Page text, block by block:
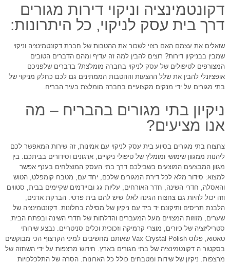
דקונטמינציה וניקוי דירות מגורים
דרך בית עסק לניקוי, כל היתרונות:
שואלים את עצמם האם רצוי לשכור את ההטבות של חברת דקונטמינציה וניקוי
שמבין בבניקיון דירות? רוצים להבין למה זה עדיף ומהם הדברים הטובים
המצורפים לטיפולים של עסק לניקוי בחברה מומלצת? בדברים שלפניכם
אופציונלי להבין את שלל ההצעות וההטבות הממתינים גם לכם כחלק מניקוי של
בתי מגורים על ידי מנקים מקצועיים בחברה מומלצת בעיר הבריח.
ניקיון בתי מגורים בהבריח – מה
אנו מציעים?
צחצוח בתי מגורים בסיוע בית עסק לניקוי עם אמינות, זה שירות המאפשר לכם
ליהנות ממגוון שימושי ומומלץ של טיפולי ניקויים, ארגונים וסידורים בביתכם. בין
מגוון המבצעים המוצעים בשבילכם דרך בתי העסק המוצלחים בענף אפשר
למצוא: סידור מלא לכל דירת המגורים שלכם, יחד עם, מטבח קומפלט, הטוש
והאסלה, חדרי השינה, חדר האורחים, עליות גג ובויידמים שקיימים בבית, סטווים
וזה יכול להיות גם צחצוח הגינה לאלו שיש להם בית פרטי. הברקת אדנים,
הלבנת תריסים ותיקונם יד ביד עם ניקיון של מסילה בחלונות. דקונטמינציה של
שערים, מזוזות המצויים מעל המעברים והדלתות של חדרי השינה ובפתח הבית.
סטריליזציה של כיורים, מוצרי קרמיקה וזכוכית וכלים סניטריים. נבצע שירותי
טאטוא, פלוס Vax Crystal Polish שאותם מחשיבים למיני הקרצוף הכי מבוקשים
בסקטור ה דקונטמינציה של בתי מגורים בארץ. חידוש מרצפות על ידי השחזה של
מרצפות. ניקיון של שידות ומטבחים כולל כל הארונות. הסרה של התלכלכויות